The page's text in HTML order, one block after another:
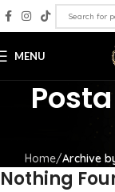
MENU
Home Archive
Nothing